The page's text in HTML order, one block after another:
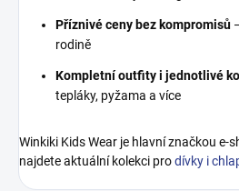
Příznivé ceny bez kompromisů
rodině
Kompletní outfity i jednotlivé
tepláky, pyžama a více
Winkiki Kids Wear je hlavní značkou e-
najdete aktuální kolekci prodívky i